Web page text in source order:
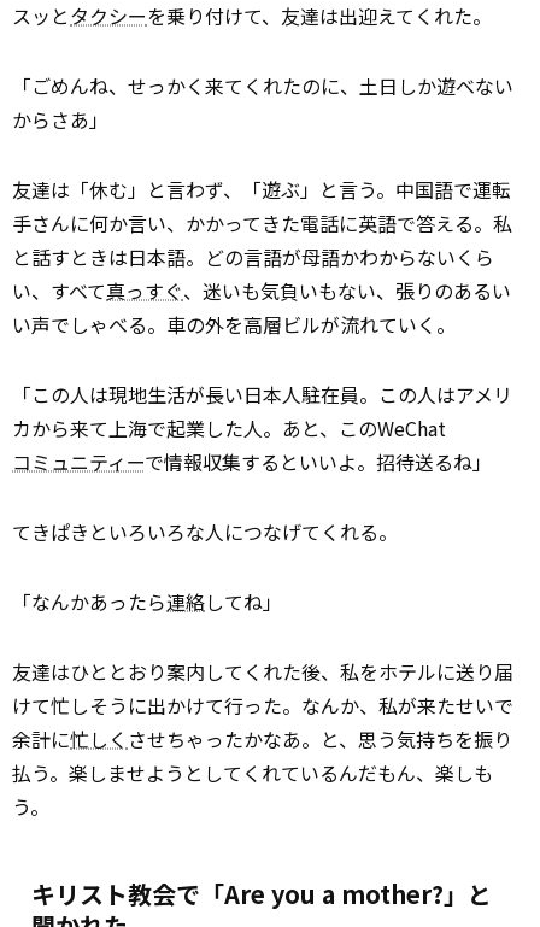
スッとタクシーを乗り付けて、友達は出迎えてくれた。
「ごめんね、せっかく来てくれたのに、土日しか遊べない
からさあ」
友達は「休む」と言わず、「遊ぶ」と言う。中国語で運転
手さんに何か言い、かかってきた電話に英語で答える。私
と話すときは日本語。どの言語が母語かわからないくら
い、すべて真っすぐ、迷いも気負いもない、張りのあるい
い声でしゃべる。車の外を高層ビルが流れていく。
「この人は現地生活が長い日本人駐在員。この人はアメリ
カから来て上海で起業した人。あと、このWeChat
コミュニティーで情報収集するといいよ。招待送るね」
てきぱきといろいろな人につなげてくれる。
「なんかあったら連絡してね」
友達はひととおり案内してくれた後、私をホテルに送り届
けて忙しそうに出かけて行った。なんか、私が来たせいで
余計に忙しく させちゃったかなあ。と、思う気持ちを振り
払う。楽しませようとしてくれているんだもん、楽しも
う。
キリスト教会で「Are you a mother?」と